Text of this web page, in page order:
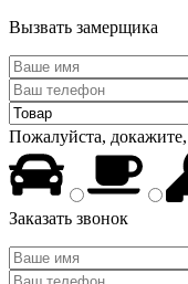
Вызвать замерщика
Пожалуйста,
Заказать звонок